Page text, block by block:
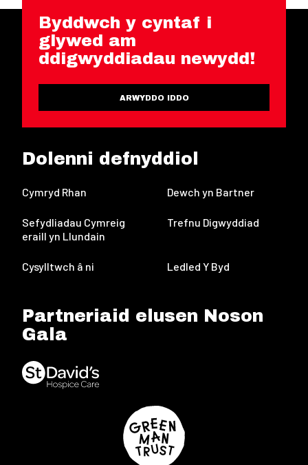
Byddwch y cyntaf i
glywed am
ddigwyddiadau newydd!
ARWYDDO IDDO
Dolenni defnyddiol
Cymryd Rhan Dewch yn Bartner
Sefydliadau Cymreig
eraill yn Llundain
Trefnu Digwyddiad
Cysylltwch â ni Ledled Y Byd
Partneriaid elusen Noson
Gala